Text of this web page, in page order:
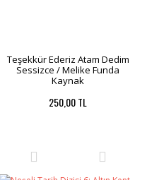
Teşekkür Ederiz Atam Dedim
Sessizce / Melike Funda
Kaynak
250,00 TL